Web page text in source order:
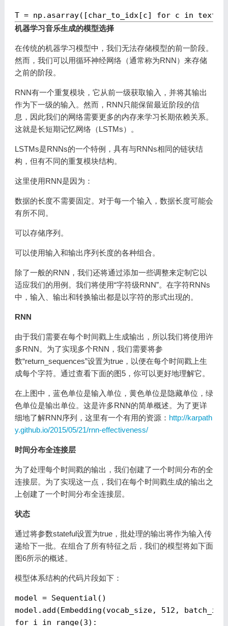
机器学习音乐生成的模型选择
在传统的机器学习模型中，我们无法存储模型的前一阶段。
然而，我们可以用循环神经网络（通常称为RNN）来存储
之前的阶段。
RNN有一个重复模块，它从前一级获取输入，并将其输出
作为下一级的输入。然而，RNN只能保留最近阶段的信
息，因此我们的网络需要更多的内存来学习长期依赖关系。
这就是长短期记忆网络（LSTMs）。
LSTMs是RNNs的一个特例，具有与RNNs相同的链状结
构，但有不同的重复模块结构。
这里使用RNN是因为：
数据的长度不需要固定。对于每一个输入，数据长度可能会
有所不同。
可以存储序列。
可以使用输入和输出序列长度的各种组合。
除了一般的RNN，我们还将通过添加一些调整来定制它以
适应我们的用例。我们将使用“字符级RNN”。在字符RNNs
中，输入、输出和转换输出都是以字符的形式出现的。
RNN
由于我们需要在每个时间戳上生成输出，所以我们将使用许
多RNN。为了实现多个RNN，我们需要将参
数“return_sequences”设置为true，以便在每个时间戳上生
成每个字符。通过查看下面的图5，你可以更好地理解它。
在上图中，蓝色单位是输入单位，黄色单位是隐藏单位，绿
色单位是输出单位。这是许多RNN的简单概述。为了更详
细地了解RNN序列，这里有一个有用的资源： http://karpath
y.github.io/2015/05/21/rnn-effectiveness/
时间分布全连接层
为了处理每个时间戳的输出，我们创建了一个时间分布的全
连接层。为了实现这一点，我们在每个时间戳生成的输出之
上创建了一个时间分布全连接层。
状态
通过将参数stateful设置为true，批处理的输出将作为输入传
递给下一批。在组合了所有特征之后，我们的模型将如下面
图6所示的概述。
模型体系结构的代码片段如下：
model = Sequential()
model.add(Embedding(vocab_size, 512
for i in range(3):